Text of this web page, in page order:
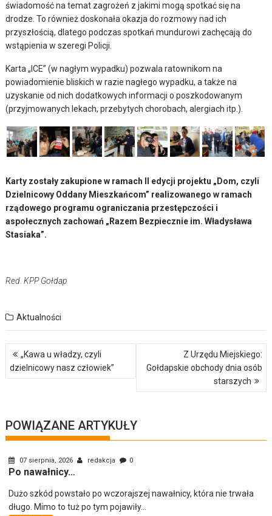
świadomość na temat zagrożeń z jakimi mogą spotkać się na
drodze. To również doskonała okazja do rozmowy nad ich
przyszłością, dlatego podczas spotkań mundurowi zachęcają do
wstąpienia w szeregi Policji.
Karta „ICE” (w nagłym wypadku) pozwala ratownikom na
powiadomienie bliskich w razie nagłego wypadku, a także na
uzyskanie od nich dodatkowych informacji o poszkodowanym
(przyjmowanych lekach, przebytych chorobach, alergiach itp.).
Karty zostały zakupione w ramach II edycji projektu „Dom, czyli
Dzielnicowy Oddany Mieszkańcom” realizowanego w ramach
rządowego programu ograniczania przestępczości i
aspołecznych zachowań „Razem Bezpiecznie im. Władysława
Stasiaka”.
Red. KPP Gołdap
Aktualności
Nawigacja
wpisu
„Kawa u władzy, czyli
dzielnicowy nasz człowiek”
Z Urzędu Miejskiego:
Gołdapskie obchody dnia osób
starszych
POWIĄZANE ARTYKUŁY
07 sierpnia, 2026 redakcja 0
Po nawałnicy…
Dużo szkód powstało po wczorajszej nawałnicy, która nie trwała
długo. Mimo to tuż po tym pojawiły...